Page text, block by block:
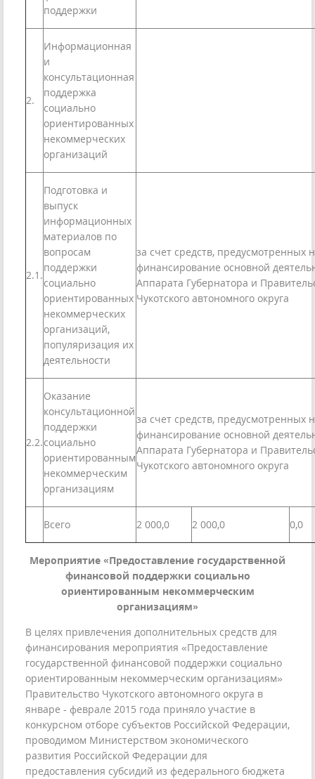
поддержки
2.
Информационная
и
консультационная
поддержка
социально
ориентированных
некоммерческих
организаций
2.1.
Подготовка и
выпуск
информационных
материалов по
вопросам
поддержки
социально
ориентированных
некоммерческих
организаций,
популяризация их
деятельности
за счет средств, предусмотренных
финансирование основной
Аппарата Губернатора и
Чукотского автономного округа
2.2.
Оказание
консультационной
поддержки
социально
ориентированным
некоммерческим
организациям
за счет средств, предусмотренных
финансирование основной
Аппарата Губернатора и
Чукотского автономного округа
Всего 2 000,0 2 000,0 0,0
Мероприятие «Предоставление государственной
финансовой поддержки социально
ориентированным некоммерческим
организациям»
В целях привлечения дополнительных средств для
финансирования мероприятия «Предоставление
государственной финансовой поддержки социально
ориентированным некоммерческим организациям»
Правительство Чукотского автономного округа в
январе - феврале 2015 года приняло участие в
конкурсном отборе субъектов Российской Федерации,
проводимом Министерством экономического
развития Российской Федерации для
предоставления субсидий из федерального бюджета